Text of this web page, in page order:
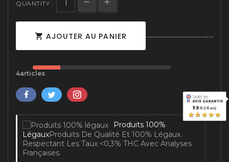
QUANTITY :
 AJOUTER AU PANIER
4articles
Produits 100%
LégauxProduits De Qualité Et 100% Légaux.
Respectant Les Taux <0,3% THC Avec Analyses
Françaises.
9.9/10 (216 avis)
★★★★★